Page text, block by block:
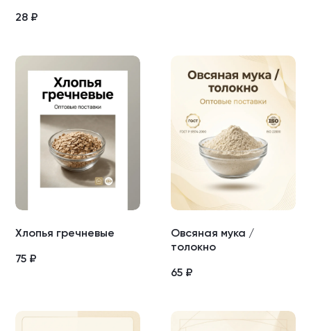
28 ₽
Хлопья гречневые
75 ₽
Овсяная мука /
толокно
65 ₽